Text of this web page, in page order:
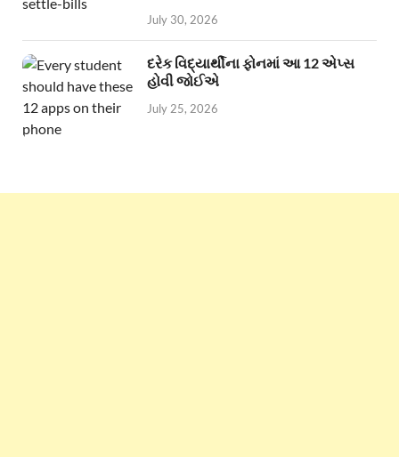
July 30, 2026
દરેક વિદ્યાર્થીના ફોનમાં આ 12 એપ્સ
હોવી જોઈએ
July 25, 2026